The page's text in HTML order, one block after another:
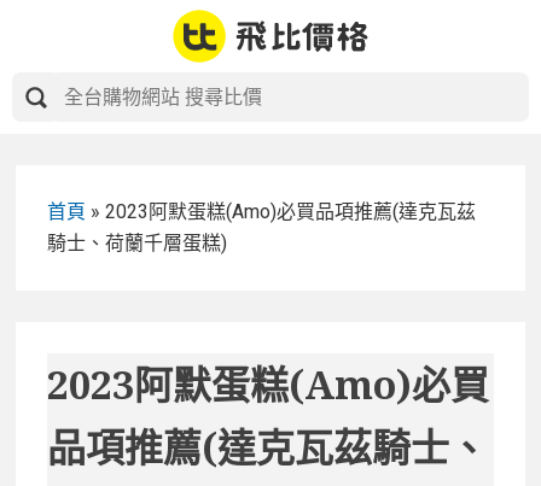
首頁 » 2023阿默蛋糕(Amo)必買品項推薦(達克瓦茲
騎士、荷蘭千層蛋糕)
2023阿默蛋糕(Amo)必買
品項推薦(達克瓦茲騎士、